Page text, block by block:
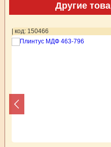
Другие
| код: 150466